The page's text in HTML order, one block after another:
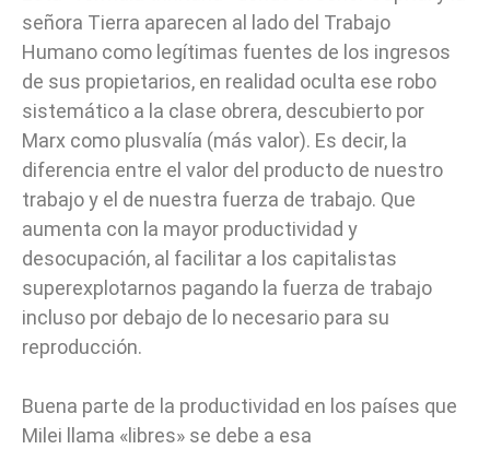
señora Tierra aparecen al lado del Trabajo
Humano como legítimas fuentes de los ingresos
de sus propietarios, en realidad oculta ese robo
sistemático a la clase obrera, descubierto por
Marx como plusvalía (más valor). Es decir, la
diferencia entre el valor del producto de nuestro
trabajo y el de nuestra fuerza de trabajo. Que
aumenta con la mayor productividad y
desocupación, al facilitar a los capitalistas
superexplotarnos pagando la fuerza de trabajo
incluso por debajo de lo necesario para su
reproducción.
Buena parte de la productividad en los países que
Milei llama «libres» se debe a esa